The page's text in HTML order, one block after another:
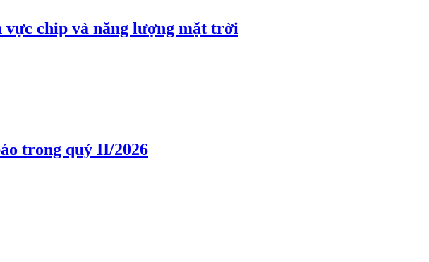
chip và năng lượng mặt trời
trong quý II/2026